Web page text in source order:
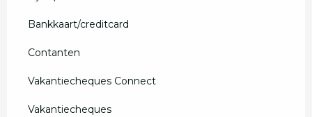
Bankkaart/creditcard
Contanten
Vakantiecheques Connect
Vakantiecheques